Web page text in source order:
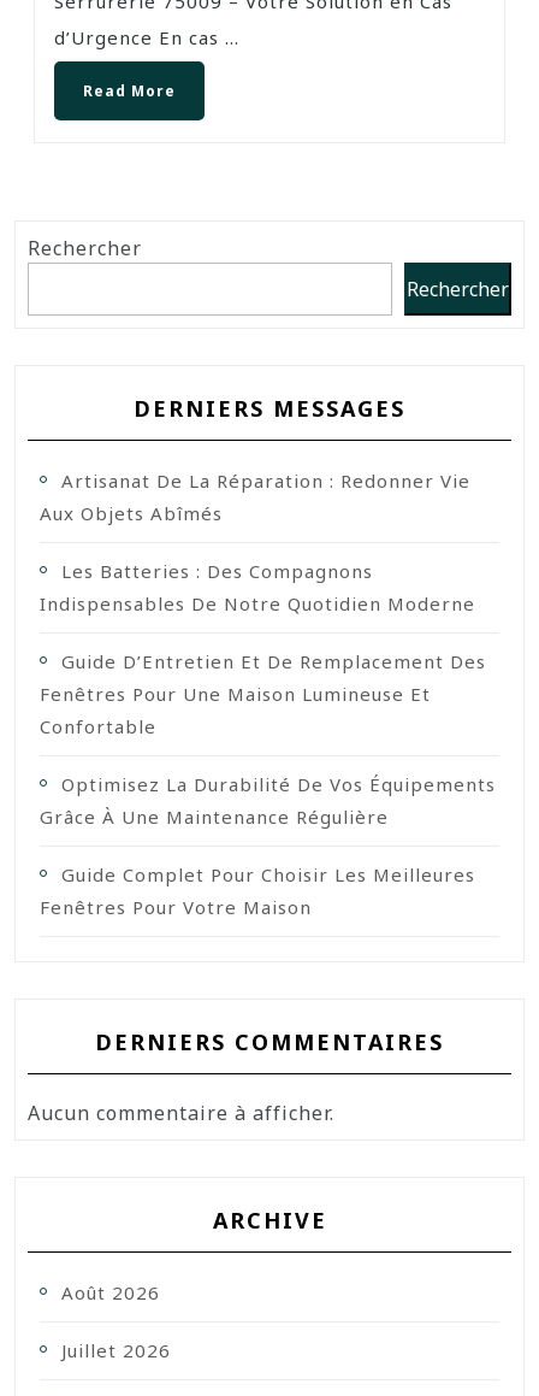
d’Urgence En cas ...
Read More
Rechercher
Rechercher
DERNIERS MESSAGES
Artisanat De La Réparation : Redonner Vie
Aux Objets Abîmés
Les Batteries : Des Compagnons
Indispensables De Notre Quotidien Moderne
Guide D’Entretien Et De Remplacement Des
Fenêtres Pour Une Maison Lumineuse Et
Confortable
Optimisez La Durabilité De Vos Équipements
Grâce À Une Maintenance Régulière
Guide Complet Pour Choisir Les Meilleures
Fenêtres Pour Votre Maison
DERNIERS COMMENTAIRES
Aucun commentaire à afficher.
ARCHIVE
Août 2026
Juillet 2026